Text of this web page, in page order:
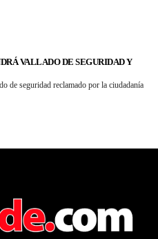
VALLADO DE SEGURIDAD Y
de seguridad reclamado por la ciudadanía